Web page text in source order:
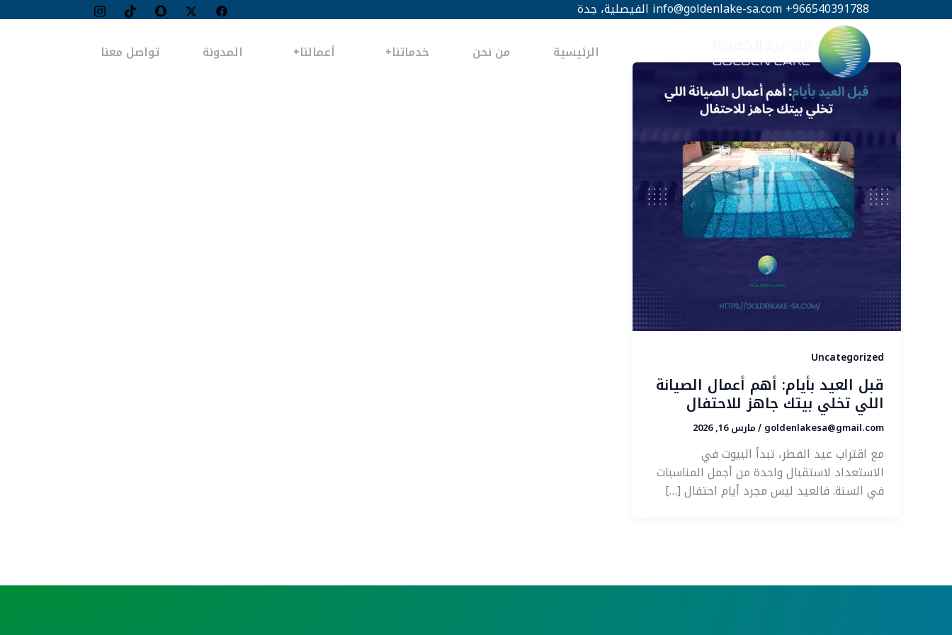
إلى
966540391788+
info@goldenlake-sa.com الفيصلية، جدة
الرئيسية
من نحن خدماتنا أعمالنا المدونة تواصل معنا
Uncategorized
قبل العيد بأيام: أهم أعمال الصيانة
اللي تخلي بيتك جاهز للاحتفال
goldenlakesa@gmail.com
/ مارس 16, 2026
مع اقتراب عيد الفطر، تبدأ البيوت في
الاستعداد لاستقبال واحدة من أجمل المناسبات
في السنة. فالعيد ليس مجرد أيام احتفال […]